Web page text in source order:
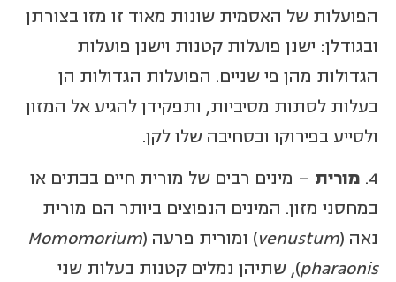
הפועלות של האסמית שונות מאוד זו מזו בצורתן
ובגודלן: ישנן פועלות קטנות וישנן פועלות
הגדולות מהן פי שניים. הפועלות הגדולות הן
בעלות לסתות מסיביות, ותפקידן להגיע אל המזון
ולסייע בפירוקו ובסחיבה שלו לקן.
4. מורית – מינים רבים של מורית חיים בבתים או
במחסני מזון. המינים הנפוצים ביותר הם מורית
נאה (venustum) ומורית פרעה (Momomorium
pharaonis), שתיהן נמלים קטנות בעלות שני